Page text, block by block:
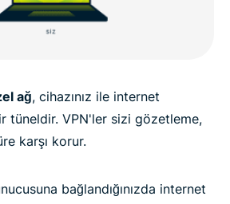
ağ, cihazınız ile internet
tüneldir. VPN'ler sizi gözetleme,
karşı korur.
bağlandığınızda internet